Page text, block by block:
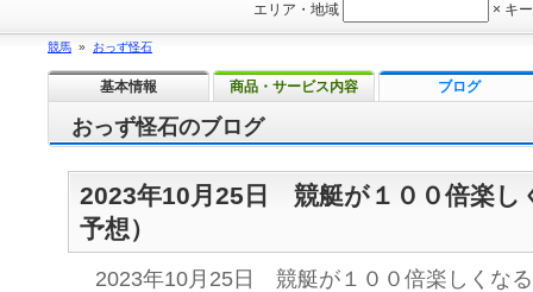
おっず怪石のブログ
2023年10月25日 競艇が１００倍楽し
予想）
2023年10月25日 競艇が１００倍楽しくな
エリア・地域 × キ
競馬 » おっず怪石
基本情報 商品・サービス内容 ブログ